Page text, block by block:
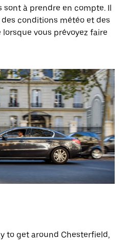
à prendre en compte. Il
conditions météo et des
vous prévoyez faire
to get around Chesterfield,